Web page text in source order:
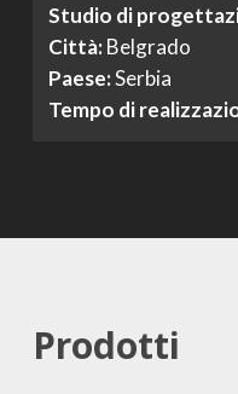
Studio di
Città:Belgrado
Paese:Serbia
Tempo di
Prodotti